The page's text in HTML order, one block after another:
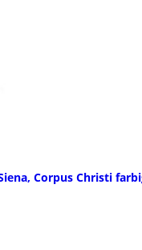
Corpus Christi